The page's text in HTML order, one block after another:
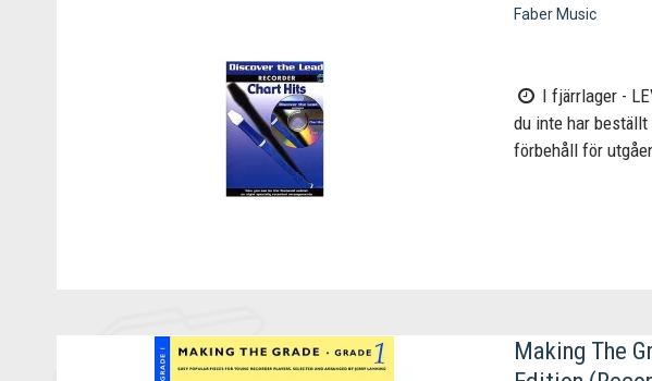
Faber Music
I fjärrlager -
du inte har beställt
förbehåll för
Making The